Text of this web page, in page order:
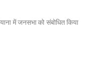
में जनसभा को संबोधित किया